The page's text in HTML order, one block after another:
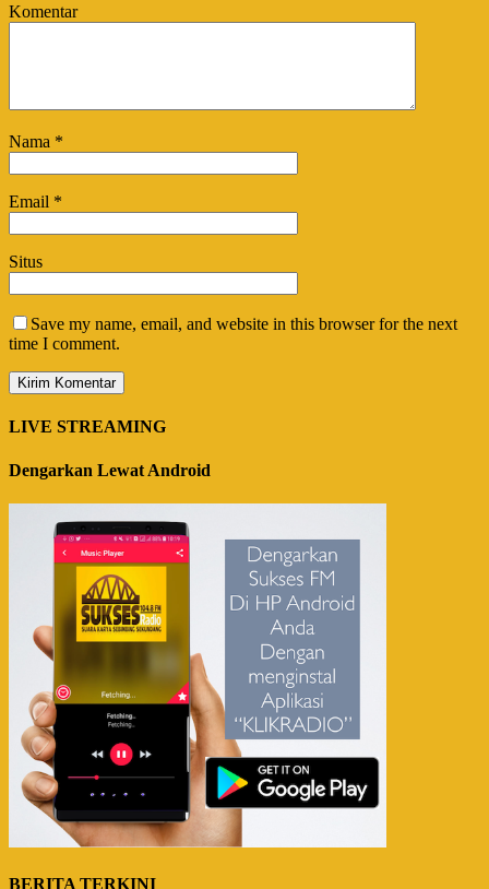
Komentar
Nama *
Email *
Situs
Save my name, email, and website in this browser for the next
time I comment.
LIVE STREAMING
Dengarkan Lewat Android
BERITA TERKINI